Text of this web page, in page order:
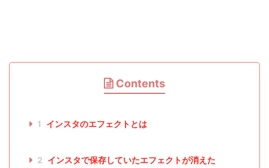
Contents
1 インスタのエフェクトとは
2 インスタで保存していたエフェクトが消えた